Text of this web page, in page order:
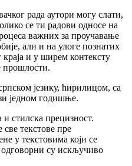
рада аутори могу слати,
се ти радови односе на
важних за проучавање
али и на улоге познатих
и у ширем контексту
прошлости.
језику, ћирилицом, са
једном годишње.
и стилска прецизност.
текстове пре
у текстовима који се
су искључиво